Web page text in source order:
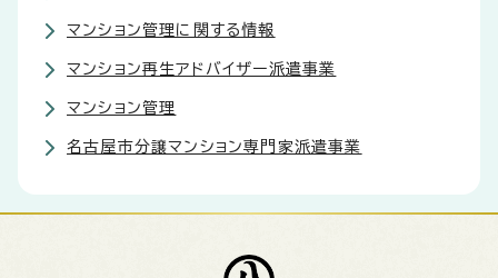
マンション管理に関する情報
マンション再生アドバイザー派遣事業
マンション管理
名古屋市分譲マンション専門家派遣事業